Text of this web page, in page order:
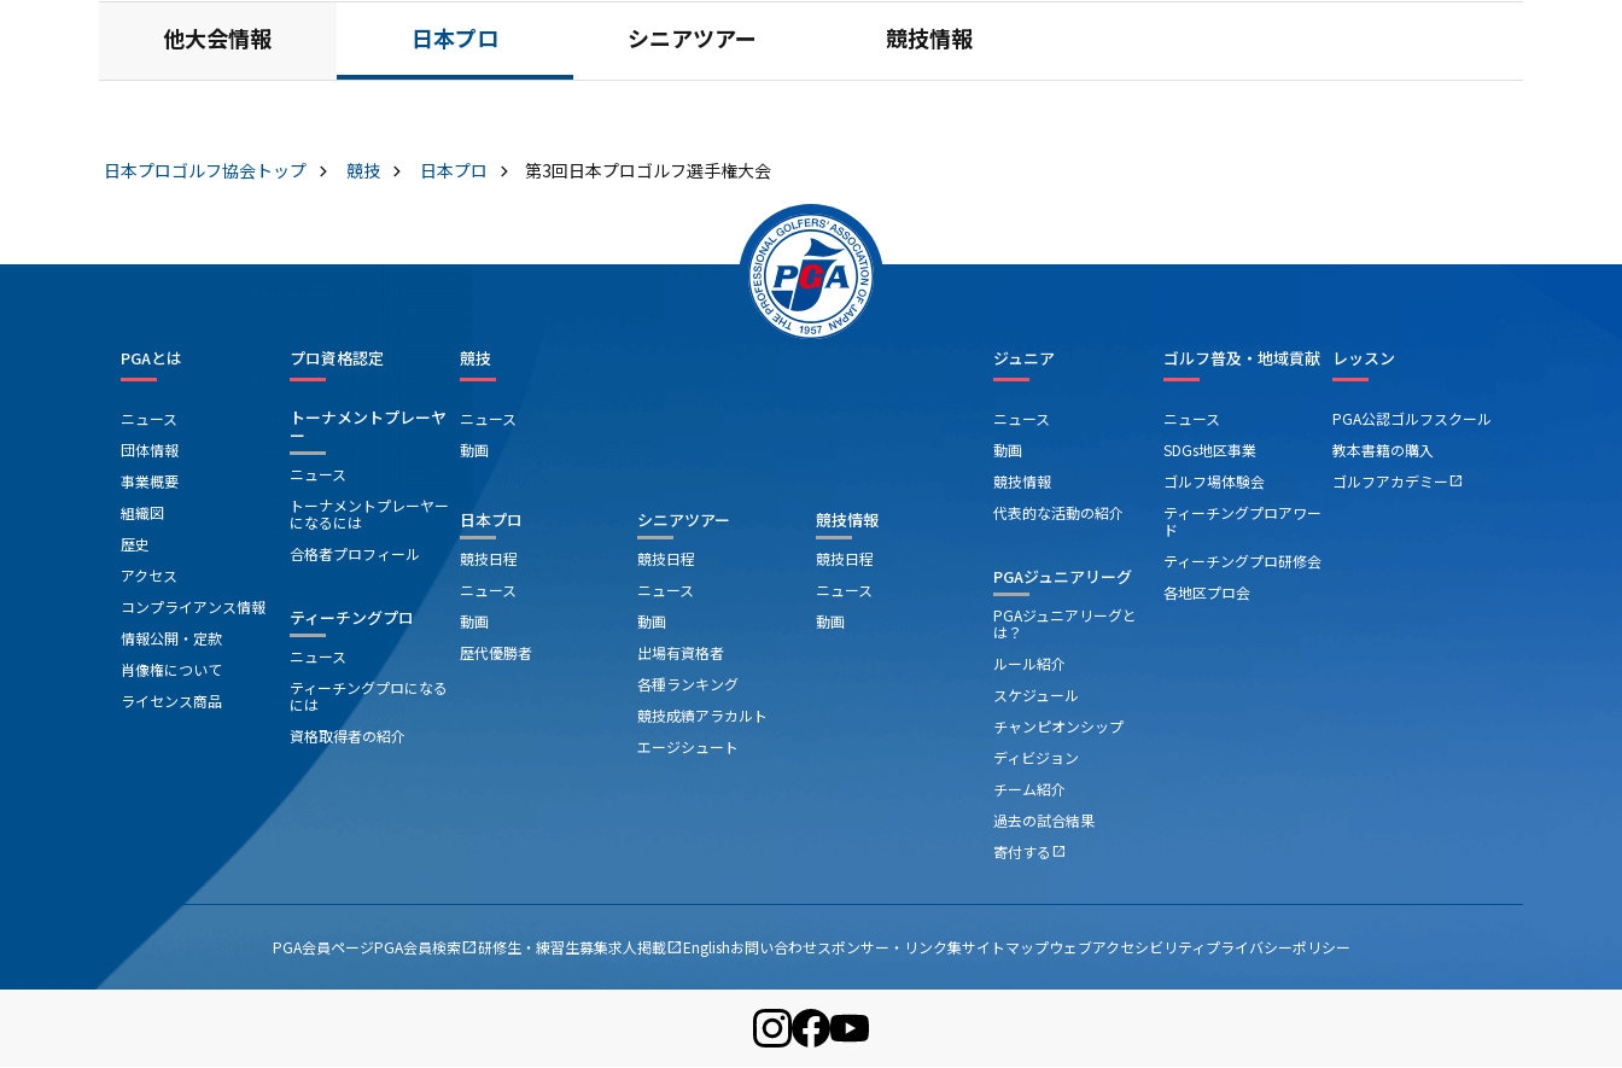
他大会情報 日本プロ シニアツアー 競技情報
日本プロゴルフ協会 トップ 競技 日本プロ 第3回日本プロゴルフ選手権大会
PGAとは
ニュース
団体情報
事業概要
組織図
歴史
アクセス
コンプライアンス情報
情報公開・定款
肖像権について
ライセンス商品
プロ資格認定
トーナメントプレーヤ
ー
ニュース
トーナメントプレーヤー
になるには
合格者プロフィール
ティーチングプロ
ニュース
ティーチングプロになる
には
資格取得者の紹介
競技
ニュース
動画
日本プロ
競技日程
ニュース
動画
歴代優勝者
シニアツアー
競技日程
ニュース
動画
出場有資格者
各種ランキング
競技成績アラカルト
エージシュート
競技情報
競技日程
ニュース
動画
ジュニア
ニュース
動画
競技情報
代表的な活動の紹介
PGAジュニアリーグ
PGAジュニアリーグと
は？
ルール紹介
スケジュール
チャンピオンシップ
ディビジョン
チーム紹介
過去の試合結果
寄付する open_in_new
ゴルフ普及・地域貢献
ニュース
SDGs地区事業
ゴルフ場体験会
ティーチングプロアワー
ド
ティーチングプロ研修会
各地区プロ会
レッスン
PGA公認ゴルフスクール
教本書籍の購入
ゴルフアカデミー open_in_new
PGA会員ページPGA会員検索open_in_new研修生・練習生募集求人掲載open_in_newEnglishお問い合わせスポンサー・リンク集サイトマップウェブアクセシビリティプライバシーポリシー